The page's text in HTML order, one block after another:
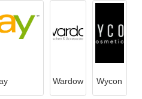
Wardow Wycon